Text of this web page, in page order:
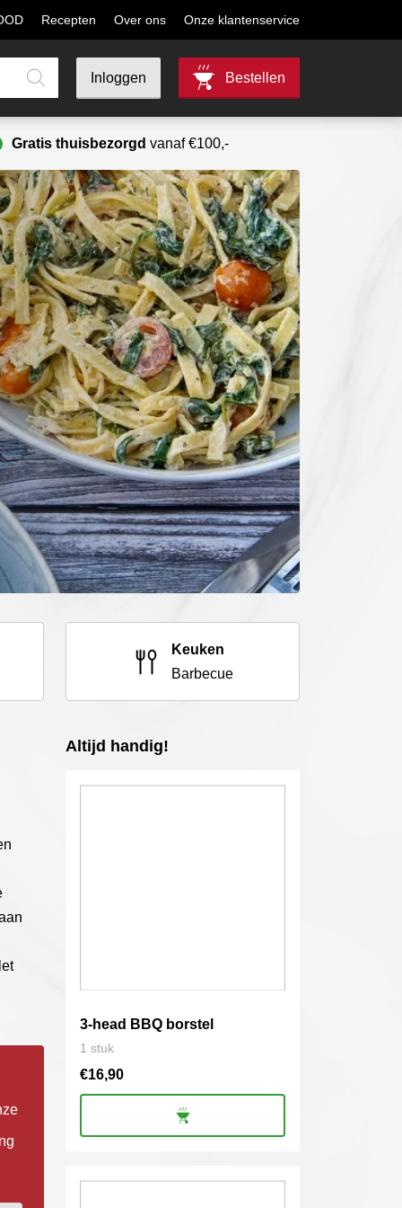
Recepten Over ons Onze klantenservice
Inloggen Bestellen
Gratis thuisbezorgd vanaf €100,-
Keuken
Barbecue
Altijd handig!
3-head BBQ borstel
1 stuk
€16,90